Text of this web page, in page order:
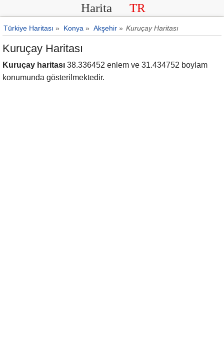
Harita TR
Türkiye Haritası » Konya » Akşehir » Kuruçay Haritası
Kuruçay Haritası
Kuruçay haritası 38.336452 enlem ve 31.434752 boylam
konumunda gösterilmektedir.